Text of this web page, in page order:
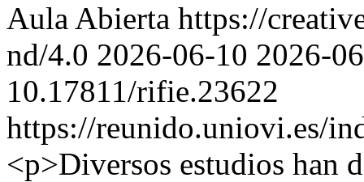
Aula Abierta https://
nd/4.0 2026-06-10 2026-
10.17811/rifie.23622
https://reunido.uniovi.es/
<p>Diversos estudios han